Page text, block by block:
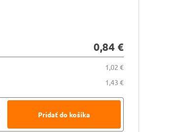
0,84 €
1,02 €
1,43 €